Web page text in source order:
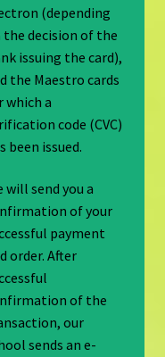
(depending
the decision of the
issuing the card),
the Maestro cards
which a
code (CVC)
been issued.
will send you a
of your
payment
order. After
of the
our
sends an e-